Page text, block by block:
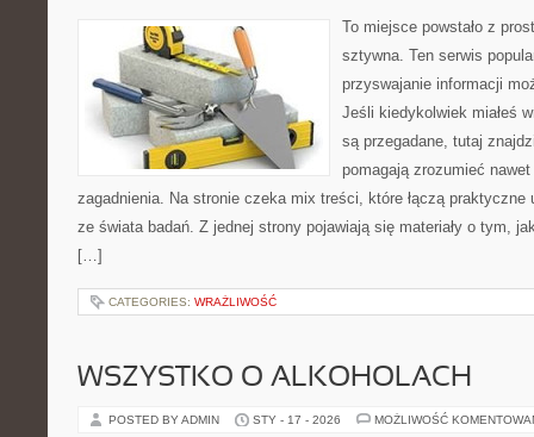
To miejsce powstało z
sztywna. Ten serwis
przyswajanie informacji
Jeśli kiedykolwiek miałeś
są przegadane, tutaj
pomagają zrozumieć
zagadnienia. Na stronie czeka mix treści, które łączą
ze świata badań. Z jednej strony pojawiają się materiały o tym,
[…]
CATEGORIES: WRAŻLIWOŚĆ
WSZYSTKO O ALKOHOLACH
POSTED BY ADMIN STY - 17 - 2026 MOŻLIWOŚĆ